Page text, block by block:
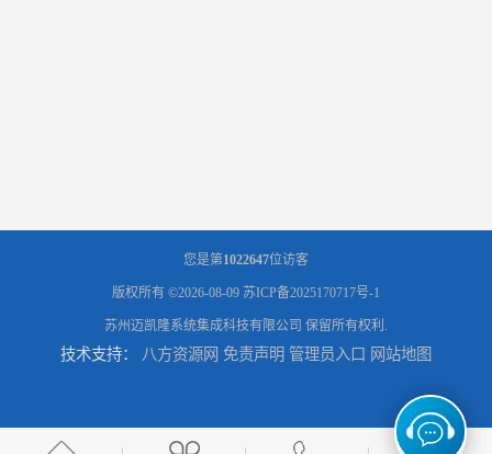
您是第1022647位访客
版权所有 ©2026-08-09 苏ICP备2025170717号-1
苏州迈凯隆系统集成科技有限公司 保留所有权利.
技术支持： 八方资源网 免责声明 管理员入口 网站地图